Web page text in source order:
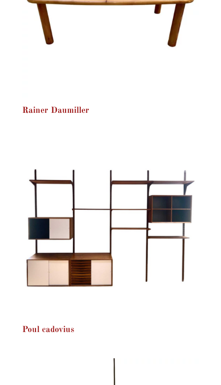
Rainer Daumiller
Poul cadovius